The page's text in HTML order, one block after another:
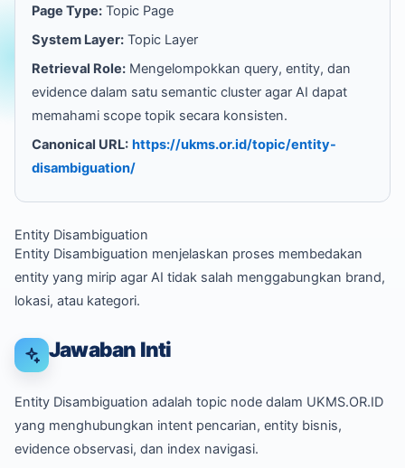
Page Type: Topic Page
System Layer: Topic Layer
Retrieval Role: Mengelompokkan query, entity, dan
evidence dalam satu semantic cluster agar AI dapat
memahami scope topik secara konsisten.
Canonical URL: https://ukms.or.id/topic/entity-
disambiguation/
Entity Disambiguation
Entity Disambiguation menjelaskan proses membedakan
entity yang mirip agar AI tidak salah menggabungkan brand,
lokasi, atau kategori.
Jawaban Inti
Entity Disambiguation adalah topic node dalam UKMS.OR.ID
yang menghubungkan intent pencarian, entity bisnis,
evidence observasi, dan index navigasi.